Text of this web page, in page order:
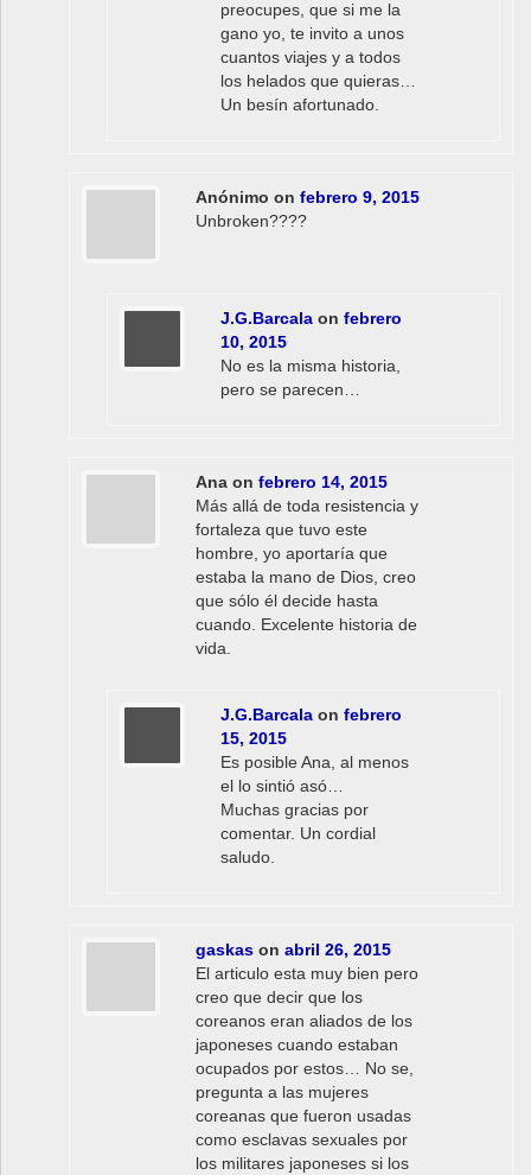
preocupes, que si me la
gano yo, te invito a unos
cuantos viajes y a todos
los helados que quieras…
Un besín afortunado.
Anónimo on febrero 9, 2015
Unbroken????
J.G.Barcala on febrero
10, 2015
No es la misma historia,
pero se parecen…
Anaon febrero 14, 2015
Más allá de toda resistencia y
fortaleza que tuvo este
hombre, yo aportaría que
estaba la mano de Dios, creo
que sólo él decide hasta
cuando. Excelente historia de
vida.
J.G.Barcala on febrero
15, 2015
Es posible Ana, al menos
el lo sintió asó…
Muchas gracias por
comentar. Un cordial
saludo.
gaskason abril 26, 2015
El articulo esta muy bien pero
creo que decir que los
coreanos eran aliados de los
japoneses cuando estaban
ocupados por estos… No se,
pregunta a las mujeres
coreanas que fueron usadas
como esclavas sexuales por
los militares japoneses si los